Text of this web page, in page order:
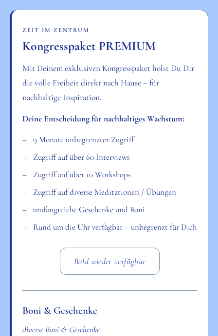
ZEIT IM ZENTRUM
Kongresspaket PREMIUM
Mit Deinem exklusiven Kongresspaket holst Du Dir
die volle Freiheit direkt nach Hause – für
nachhaltige Inspiration.
Deine Entscheidung für nachhaltiges Wachstum:
9 Monate unbegrenzter Zugriff
Zugriff auf über 60 Interviews
Zugriff auf über 10 Workshops
Zugriff auf diverse Meditationen / Übungen
umfangreiche Geschenke und Boni
Rund um die Uhr verfügbar – unbegrenzt für Dich
Bald wieder verfügbar
Boni & Geschenke
diverse Boni & Geschenke